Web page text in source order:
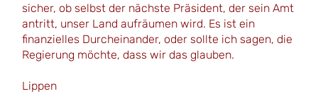
sicher, ob selbst der nächste Präsident, der sein Amt
antritt, unser Land aufräumen wird. Es ist ein
finanzielles Durcheinander, oder sollte ich sagen, die
Regierung möchte, dass wir das glauben.
Lippen